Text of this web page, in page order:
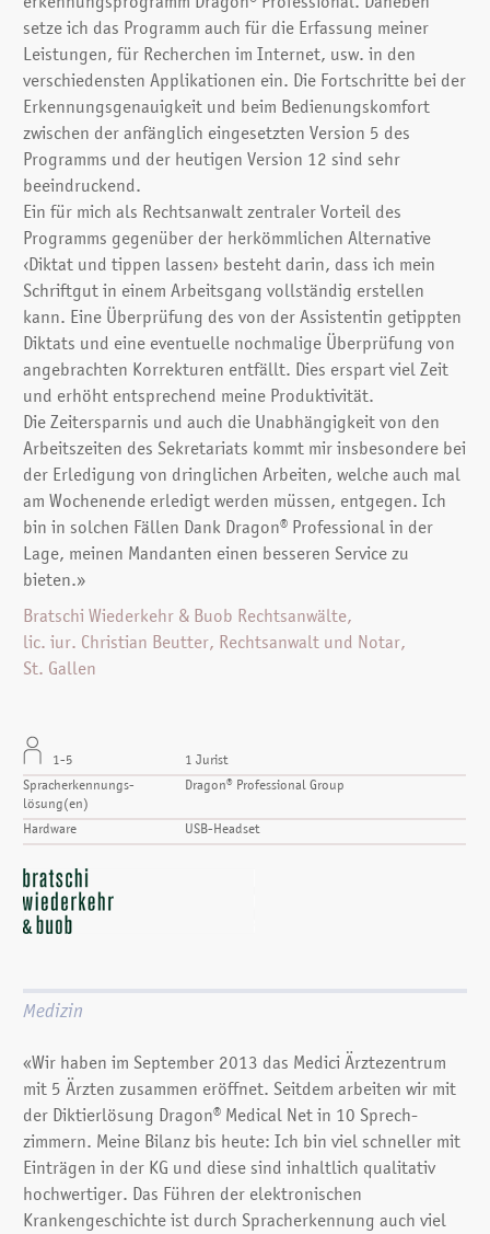
setze ich das Programm auch für die Erfassung meiner
Leistungen, für Recherchen im Internet, usw. in den
verschiedensten Applikationen ein. Die Fortschritte bei der
Erkennungsgenauigkeit und beim Bedienungs­komfort
zwischen der anfänglich eingesetzten Version 5 des
Programms und der heutigen Version 12 sind sehr
beeindruckend.
Ein für mich als Rechtsanwalt zentraler Vorteil des
Programms gegenüber der herkömmlichen Alternative
‹Diktat und tippen lassen› besteht darin, dass ich mein
Schriftgut in einem Arbeitsgang vollständig erstellen
kann. Eine Überprüfung des von der Assistentin getippten
Diktats und eine eventuelle nochmalige Überprüfung von
angebrachten Korrekturen entfällt. Dies erspart viel Zeit
und erhöht entsprechend meine Produktivität.
Die Zeitersparnis und auch die Unabhängigkeit von den
Arbeitszeiten des Sekretariats kommt mir insbesondere bei
der Erledigung von dringlichen Arbeiten, welche auch mal
am Wochenende erledigt werden müssen, entgegen. Ich
bin in solchen Fällen Dank Dragon® Professional in der
Lage, meinen Mandanten einen besseren Service zu
bieten.»
Bratschi Wiederkehr & Buob Rechtsanwälte,
lic. iur. Christian Beutter, Rechtsanwalt und Notar,
St. Gallen
1-5
1 Jurist
Spracherkennungs­
lösung(en)
Dragon® Professional Group
Hardware USB-Headset
Medizin
«Wir haben im September 2013 das Medici Ärztezentrum
mit 5 Ärzten zusammen eröffnet. Seitdem arbeiten wir mit
der Diktierlösung Dragon® Medical Net in 10 Sprech­
zimmern. Meine Bilanz bis heute: Ich bin viel schneller mit
Einträgen in der KG und diese sind inhaltlich qualitativ
hochwertiger. Das Führen der elektronischen
Krankengeschichte ist durch Spracherkennung auch viel